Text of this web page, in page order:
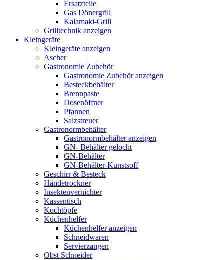
Ersatzteile
Gas Dönergrill
Kalamaki-Grill
Grilltechnik anzeigen
Kleingeräte
Kleingeräte anzeigen
Ascher
Gastronomie Zubehör
Gastronomie Zubehör anzeigen
Besteckbehälter
Brennpaste
Dosenöffner
Pfannen
Salzstreuer
Gastronormbehälter
Gastronormbehälter anzeigen
GN- Behälter gelocht
GN-Behälter
GN-Behälter-Kunstsoff
Geschirr & Besteck
Händetrockner
Insektenvernichter
Kassentisch
Kochtöpfe
Küchenhelfer
Küchenhelfer anzeigen
Schneidwaren
Servierzangen
Obst Schneider